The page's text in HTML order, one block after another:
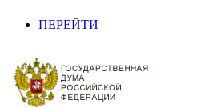
ПЕРЕЙТИ